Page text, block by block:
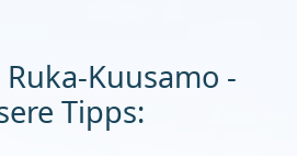
Kuusamo -
Tipps: